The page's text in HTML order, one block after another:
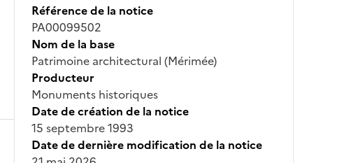
Référence de la notice
PA00099502
Nom de la base
Patrimoine architectural (Mérimée)
Producteur
Monuments historiques
Date de création de la notice
15 septembre 1993
Date de dernière modification de la notice